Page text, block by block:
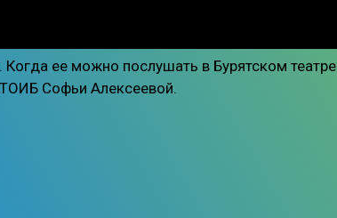
ее можно послушать в Бурятском театре
Софьи Алексеевой.